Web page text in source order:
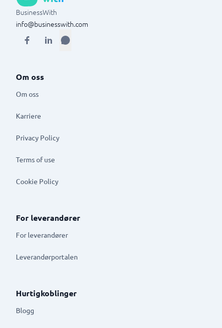
BusinessWith
info@businesswith.com
Om oss
Om oss
Karriere
Privacy Policy
Terms of use
Cookie Policy
For leverandører
For leverandører
Leverandørportalen
Hurtigkoblinger
Blogg